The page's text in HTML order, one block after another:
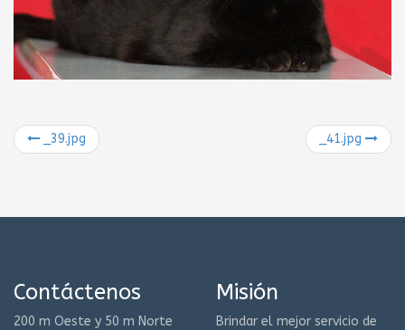
_39.jpg _41.jpg
Contáctenos
200 m Oeste y 50 m Norte
Misión
Brindar el mejor servicio de